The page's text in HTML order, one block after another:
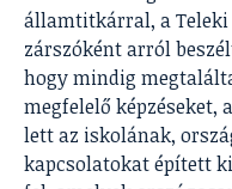
államtitkárral, a
zárszóként arról
hogy mindig
megfelelő képzéseket,
lett az iskolának,
kapcsolatokat épített